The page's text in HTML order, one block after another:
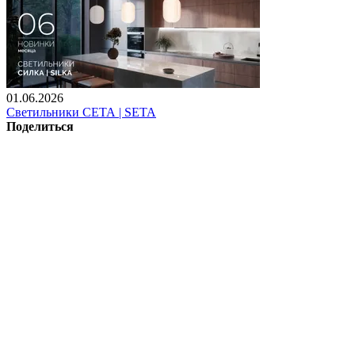
01.06.2026
Светильники СЕТА | SETA
Поделиться